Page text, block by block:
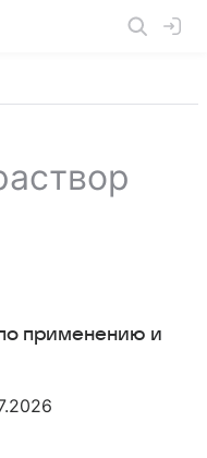
применению и